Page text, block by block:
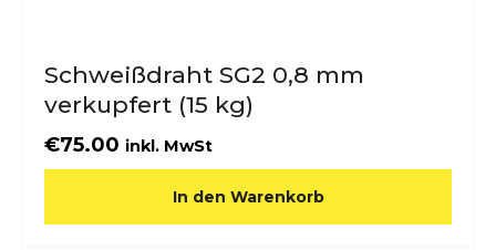
Schweißdraht SG2 0,8 mm
verkupfert (15 kg)
€75.00 inkl. MwSt
In den Warenkorb